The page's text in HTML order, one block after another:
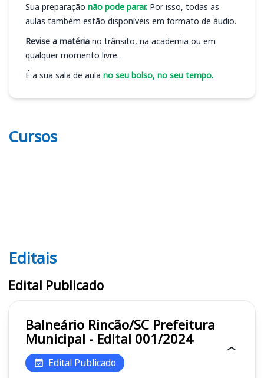
Sua preparação não pode parar. Por isso, todas as
aulas também estão disponíveis em formato de áudio.
Revise a matéria no trânsito, na academia ou em
qualquer momento livre.
É a sua sala de aula no seu bolso, no seu tempo.
Cursos
Editais
Editais
Edital Publicado
Balneário Rincão/SC Prefeitura
Municipal - Edital 001/2024
Edital Publicado